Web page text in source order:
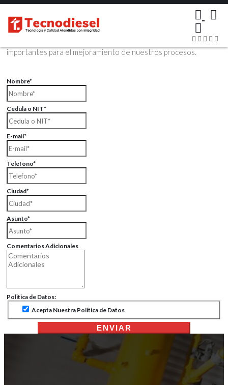
Contáctenos Vía Email
Envíenos sus datos con sus comentarios, sus opiniones son muy
importantes para el mejoramiento de nuestros procesos.
Nombre*
Cedula o NIT*
E-mail*
Telefono*
Ciudad*
Asunto*
Comentarios Adicionales
Politica de Datos:
Acepta Nuestra Politica de Datos
ENVIAR